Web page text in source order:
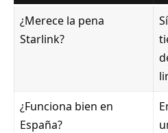
¿Merece la pena
Starlink?
¿Funciona bien en
España?